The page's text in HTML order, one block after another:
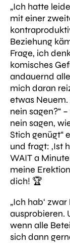
„Ich hatte
mit einer
Beziehung
Frage, ich
komisches
andauernd
mich daran
etwas
nein sagen?“
nein sagen,
Stich genügt“
und fragt: ‚Ist
WAIT a
meine Erektion
dich! 🏆
„Ich hab‘
ausprobieren.
wenn alle
sich dann